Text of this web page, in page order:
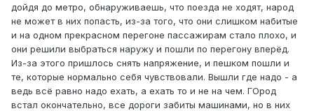
дойдя до метро, обнаруживаешь, что поезда не ходят, народ
не может в них попасть, из-за того, что они слишком набитые
и на одном прекрасном перегоне пассажирам стало плохо, и
они решили выбраться наружу и пошли по перегону вперёд.
Из-за этого пришлось снять напряжение, и пешком пошли и
те, которые нормально себя чувствовали. Вышли где надо - а
ведь всё равно надо ехать, а ехать то и не на чем. ГОрод
встал окончательно, все дороги забиты машинами, но в них